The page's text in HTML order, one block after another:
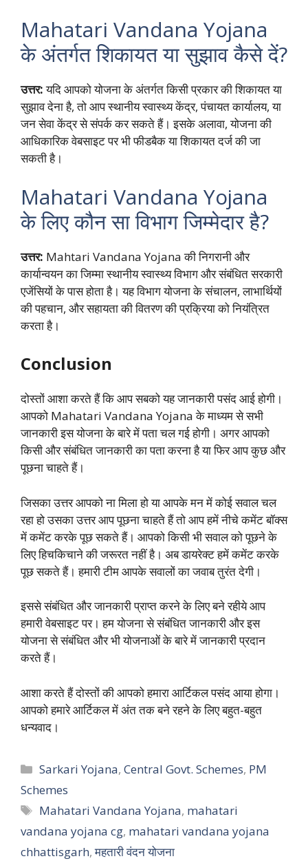
Mahatari Vandana Yojana
के अंतर्गत शिकायत या सुझाव कैसे दें?
उत्तर:यदि आपको योजना के अंतर्गत किसी प्रकार की शिकायत या
सुझाव देना है, तो आप स्थानीय स्वास्थ्य केंद्र, पंचायत कार्यालय, या
जन सेवा केंद्र से संपर्क कर सकते हैं। इसके अलावा, योजना की
आधिकारिक वेबसाइट पर भी फीडबैक या शिकायत दर्ज की जा
सकती है।
Mahatari Vandana Yojana
के लिए कौन सा विभाग जिम्मेदार है?
उत्तर: Mahtari Vandana Yojana की निगरानी और
कार्यान्वयन का जिम्मा स्थानीय स्वास्थ्य विभाग और संबंधित सरकारी
एजेंसियों के पास होता है। यह विभाग योजना के संचालन, लाभार्थियों
की पहचान, और सहायता की वितरण की प्रक्रिया को नियंत्रित
करता है।
Conclusion
दोस्तों आशा करते हैं कि आप सबको यह जानकारी पसंद आई होगी।
आपको Mahatari Vandana Yojana के माध्यम से सभी
जानकारी इस योजना के बारे में पता चल गई होगी। अगर आपको
किसी और संबंधित जानकारी का पता करना है या फिर आप कुछ और
पूछना चाहते हैं।
जिसका उत्तर आपको ना मिला हो या आपके मन में कोई सवाल चल
रहा हो उसका उत्तर आप पूछना चाहते हैं तो आप हमें नीचे कमेंट बॉक्स
में कमेंट करके पूछ सकते हैं। आपको किसी भी सवाल को पूछने के
लिए हिचकिचाने की जरूरत नहीं है। अब डायरेक्ट हमें कमेंट करके
पूछ सकते हैं। हमारी टीम आपके सवालों का जवाब तुरंत देगी।
इससे संबंधित और जानकारी प्राप्त करने के लिए बने रहीये आप
हमारी वेबसाइट पर। हम योजना से संबंधित जानकारी और इस
योजना से संबंधित और भी योजनाओं के बारे में जानकारी प्रदान
करते हैं।
आशा करते हैं दोस्तों की आपको हमारा आर्टिकल पसंद आया होगा।
आपको हमारे आर्टिकल में अंत तक बने रहने के लिए बहुत-बहुत
धन्यवाद।
Categories
Sarkari Yojana,Central Govt. Schemes, PM
Schemes
Tags
Mahatari Vandana Yojana, mahatari
vandana yojana cg, mahatari vandana yojana
chhattisgarh,महतारी वंदन योजना